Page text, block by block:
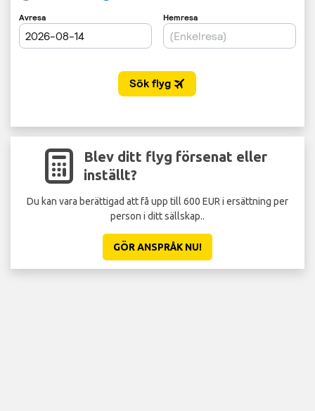
Blev ditt flyg försenat eller
inställt?
Du kan vara berättigad att få upp till 600 EUR i ersättning per
person i ditt sällskap..
GÖR ANSPRÅK NU!